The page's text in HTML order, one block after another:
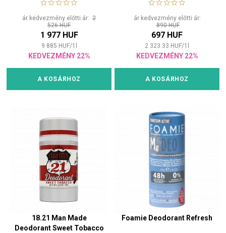
ár kedvezmény előtti ár: 2
526 HUF
1 977 HUF
9 885 HUF/1
KEDVEZMÉNY 22%
A KOSÁRHOZ
ár kedvezmény előtti ár:
890 HUF
697 HUF
2 323.33 HUF/1
KEDVEZMÉNY 22%
A KOSÁRHOZ
18.21 Man Made
Deodorant Sweet Tobacco
Foamie Deodorant Refresh